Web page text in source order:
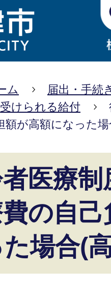
ム
届出・手続
受けられる給付
額が高額になった
者医療
の自
場合(